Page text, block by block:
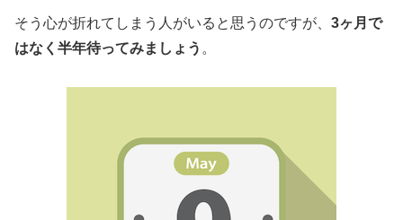
そう心が折れてしまう人がいると思うのですが、 3ヶ月で
はなく半年待ってみましょう 。